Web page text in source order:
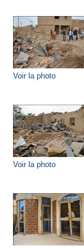
Voir la photo
Voir la photo